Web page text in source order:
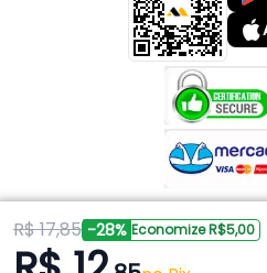
R$ 17,85 -28% Economize R$5,00
Copyright © 2026 Mark